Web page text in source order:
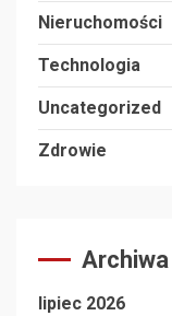
Nieruchomości
Technologia
Uncategorized
Zdrowie
Archiwa
lipiec 2026